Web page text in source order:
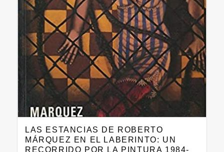
LAS ESTANCIAS DE ROBERTO
MÁRQUEZ EN EL LABERINTO: UN
RECORRIDO POR LA PINTURA 1984-